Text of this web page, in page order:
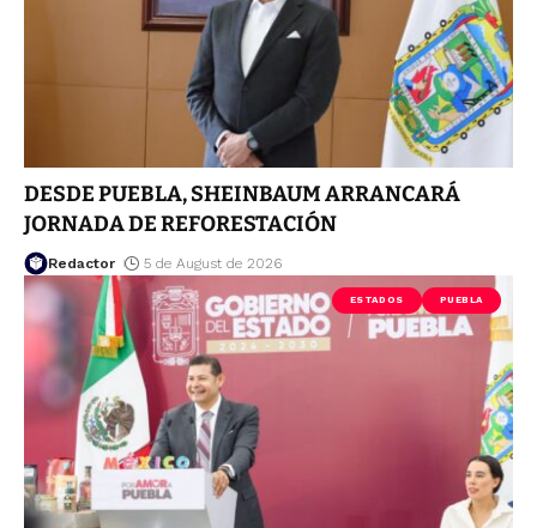
DESDE PUEBLA, SHEINBAUM ARRANCARÁ
JORNADA DE REFORESTACIÓN
Redactor 5 de August de 2026
ESTADOS PUEBLA